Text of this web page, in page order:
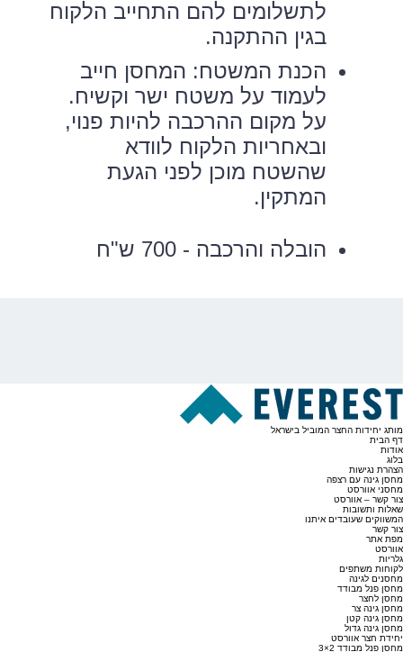
לתשלומים להם התחייב הלקוח
בגין ההתקנה.
הכנת המשטח: המחסן חייב
לעמוד על משטח ישר וקשיח.
על מקום ההרכבה להיות פנוי,
ובאחריות הלקוח לוודא
שהשטח מוכן לפני הגעת
המתקין.
הובלה והרכבה - 700 ש"ח
מותג יחידות החצר המוביל בישראל
דף הבית
אודות
בלוג
הצהרת נגישות
מחסן גינה עם רצפה
מחסני אוורסט
צור קשר – אוורסט
שאלות ותשובות
המשווקים שעובדים איתנו
צור קשר
מפת אתר
אוורסט
גלריות
לקוחות משתפים
מחסנים לגינה
מחסן פנל מבודד
מחסן לחצר
מחסן גינה צר
מחסן גינה קטן
מחסן גינה גדול
יחידת חצר אוורסט
מחסן פנל מבודד 2×3